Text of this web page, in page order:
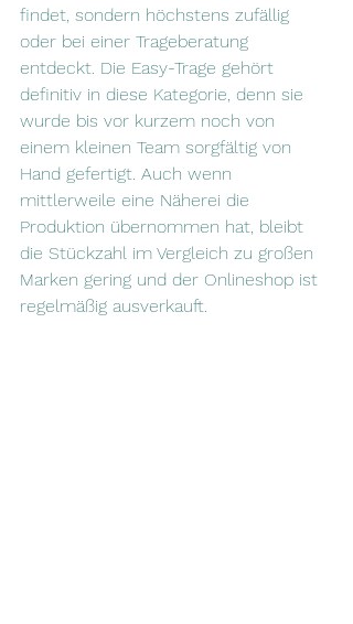
findet, sondern höchstens zufällig
oder bei einer Trageberatung
entdeckt. Die Easy-Trage gehört
definitiv in diese Kategorie, denn sie
wurde bis vor kurzem noch von
einem kleinen Team sorgfältig von
Hand gefertigt. Auch wenn
mittlerweile eine Näherei die
Produktion übernommen hat, bleibt
die Stückzahl im Vergleich zu großen
Marken gering und der Onlineshop ist
regelmäßig ausverkauft.